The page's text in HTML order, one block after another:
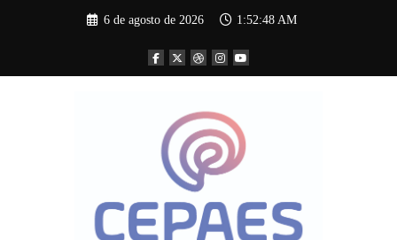
6 de agosto de 2026 1:52:49 AM